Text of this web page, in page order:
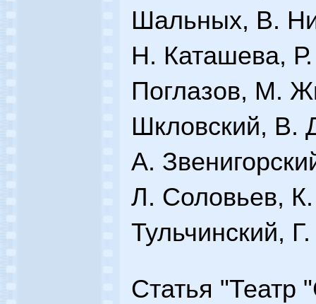
Шальных, В.
Н. Каташева,
Поглазов, М.
Шкловский, В.
А.
Л. Соловьев,
Тульчинский,
Статья "Театр